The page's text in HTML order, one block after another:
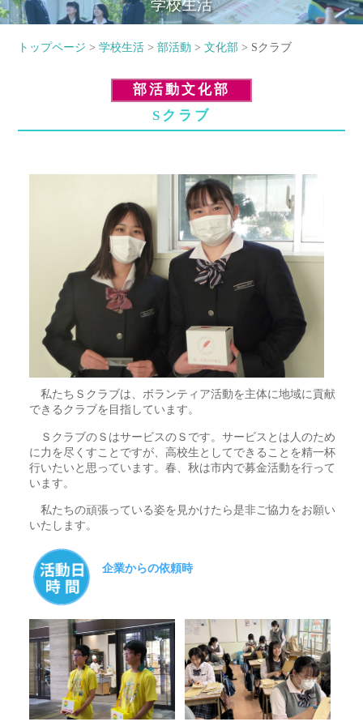
学校生活
トップページ >学校生活 >部活動 >文化部 > Sクラブ
部活動文化部
Sクラブ
私たちＳクラブは、ボランティア活動を主体に地域に貢献
できるクラブを目指しています。
ＳクラブのＳはサービスのＳです。サービスとは人のため
に力を尽くすことですが、高校生としてできることを精一杯
行いたいと思っています。春、秋は市内で募金活動を行って
います。
私たちの頑張っている姿を見かけたら是非ご協力をお願い
いたします。
企業からの依頼時